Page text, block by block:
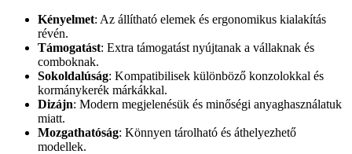
Kényelmet: Az állítható elemek és ergonomikus kialakítás
révén.
Támogatást: Extra támogatást nyújtanak a vállaknak és
comboknak.
Sokoldalúság: Kompatibilisek különböző konzolokkal és
kormánykerék márkákkal.
Dizájn: Modern megjelenésük és minőségi anyaghasználatuk
miatt.
Mozgathatóság: Könnyen tárolható és áthelyezhető
modellek.